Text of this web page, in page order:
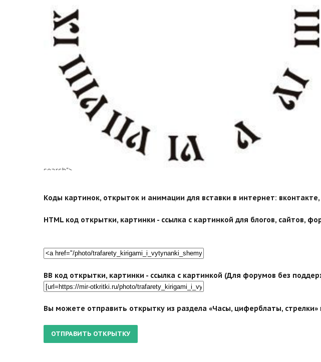
search">
Коды картинок, открыток и анимации для вставки в интернет:
HTML код открытки, картинки - ссылка с картинкой для блогов, сайтов,
BB код открытки, картинки - ссылка с картинкой (Для форумов без
Вы можете отправить открытку из раздела «Часы, циферблаты,